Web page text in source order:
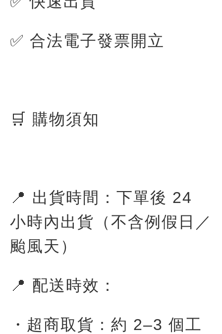
✅ 合法電子發票開立
🛒 購物須知
📍 出貨時間：下單後 24
小時內出貨（不含例假日／
颱風天）
📍 配送時效：
・超商取貨：約 2–3 個工